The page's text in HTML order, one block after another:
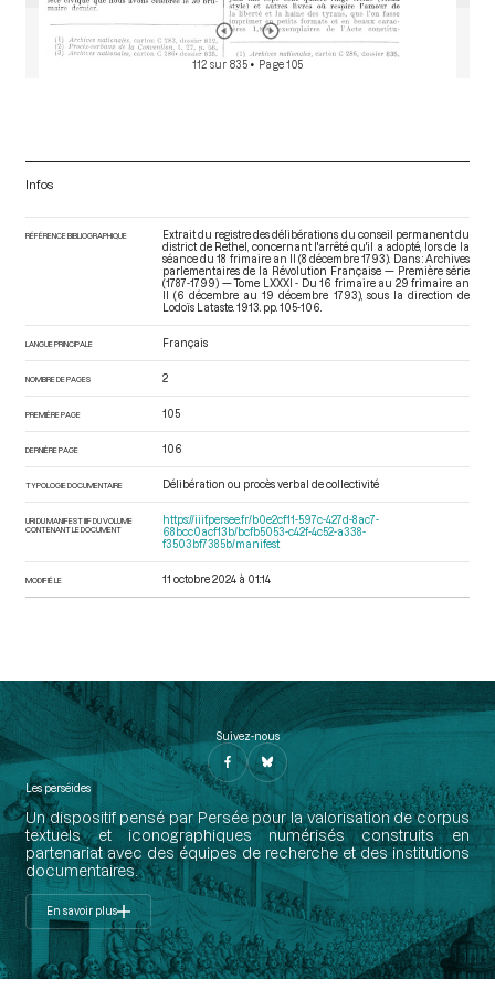
112 sur 835 • Page 105
Infos
RÉFÉRENCE BIBLIOGRAPHIQUE
Extrait du registre des délibérations du conseil permanent du
district de Rethel, concernant l'arrêté qu'il a adopté, lors de la
séance du 18 frimaire an II (8 décembre 1793). Dans : Archives
parlementaires de la Révolution Française — Première série
(1787-1799) — Tome LXXXI - Du 16 frimaire au 29 frimaire an
II (6 décembre au 19 décembre 1793), sous la direction de
Lodoïs Lataste. 1913. pp. 105-106.
LANGUE PRINCIPALE Français
NOMBRE DE PAGES 2
PREMIÈRE PAGE 105
DERNIÈRE PAGE 106
TYPOLOGIE DOCUMENTAIRE Délibération ou procès verbal de collectivité
URI DU MANIFEST IIIF DU VOLUME
CONTENANT LE DOCUMENT
https://iiif.persee.fr/b0e2cf11-597c-427d-8ac7-
68bcc0acf13b/bcfb5053-c42f-4c52-a338-
f3503bf7385b/manifest
MODIFIÉ LE 11 octobre 2024 à 01:14
Suivez-nous
Les perséides
Un dispositif pensé par Persée pour la valorisation de corpus
textuels et iconographiques numérisés construits en
partenariat avec des équipes de recherche et des institutions
documentaires.
En savoir plus